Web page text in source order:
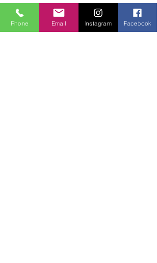
Phone Email Instagram Facebook